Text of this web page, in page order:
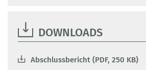
DOWNLOADS
Abschlussbericht (PDF, 250 KB)